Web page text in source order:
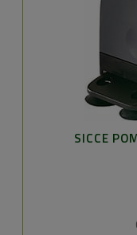
SICCE